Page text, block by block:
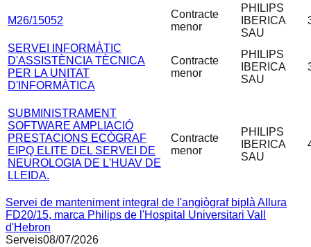
M26/15052
Contracte
menor
PHILIPS
IBERICA
SAU
SERVEI INFORMÀTIC
D'ASSISTÈNCIA TÈCNICA
PER LA UNITAT
D'INFORMÀTICA
Contracte
menor
PHILIPS
IBERICA
SAU
SUBMINISTRAMENT
SOFTWARE AMPLIACIÓ
PRESTACIONS ECÒGRAF
EIPQ ELITE DEL SERVEI DE
NEUROLOGIA DE L'HUAV DE
LLEIDA.
Contracte
menor
PHILIPS
IBERICA
SAU
Servei de manteniment integral de l'angiògraf biplà Allura
FD20/15, marca Philips de l'Hospital Universitari Vall
d'Hebron
Serveis08/07/2026